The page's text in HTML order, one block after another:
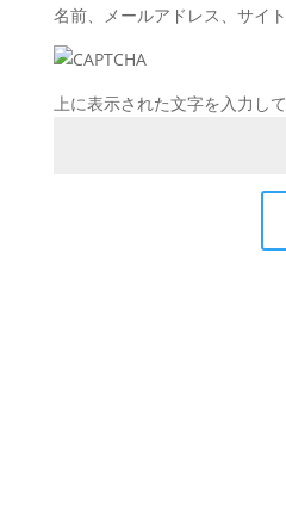
名前、メールアドレス、サイト
上に表示された文字を入力して